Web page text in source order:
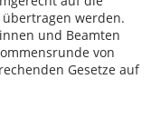
werden.
und Beamten
von
Gesetze auf